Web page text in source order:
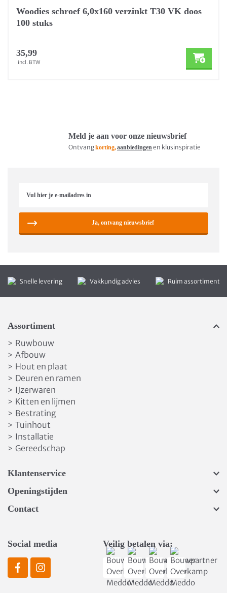
Woodies schroef 6,0x160 verzinkt T30 VK doos
100 stuks
35,99
incl. BTW
Meld je aan voor onze nieuwsbrief
Ontvangkorting,aanbiedingenen klusinspiratie
Ja, ontvang nieuwsbrief
Snelle levering Vakkundig advies Ruim assortiment
Assortiment
> Ruwbouw
> Afbouw
> Hout en plaat
> Deuren en ramen
> IJzerwaren
> Kitten en lijmen
> Bestrating
> Tuinhout
> Installatie
> Gereedschap
Klantenservice
Openingstijden
Contact
Social media Veilig betalen via: